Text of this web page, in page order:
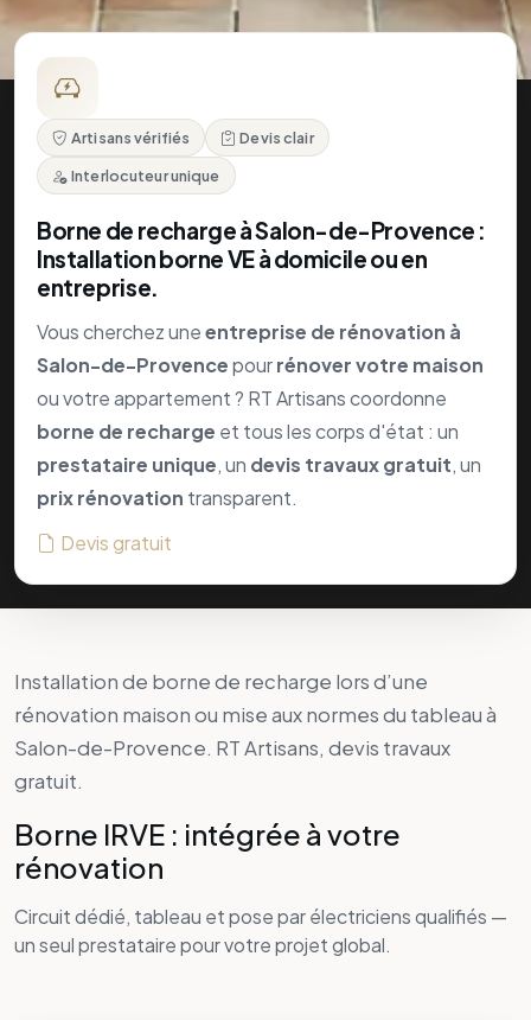
Vous cherchez une
entreprise de rénovation à
Salon-de-Provence
ou votre appartement ? RT Artisans coordonne
borne de rechargeet tous les corps d'état : un
prestataire unique, undevis travaux gratuit
prix rénovationtransparent.
Devis gratuit
Installation deborne de rechargelors d’une
rénovation maisonou mise aux normes du tableau à
Salon-de-Provence. RT Artisans,devis travaux
gratuit.
Borne IRVE : intégrée à votre
rénovation
Circuit dédié, tableau et pose par électriciens qualifiés —